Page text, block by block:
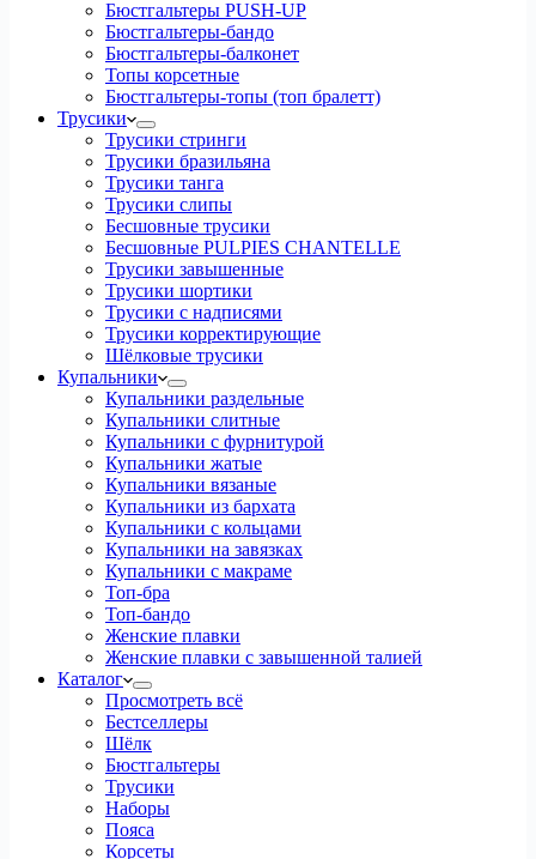
Бюстгальтеры PUSH-UP
Бюстгальтеры-бандо
Бюстгальтеры-балконет
Топы корсетные
Бюстгальтеры-топы (топ бралетт)
Трусики
Трусики стринги
Трусики бразильяна
Трусики танга
Трусики слипы
Бесшовные трусики
Бесшовные PULPIES CHANTELLE
Трусики завышенные
Трусики шортики
Трусики с надписями
Трусики корректирующие
Шёлковые трусики
Купальники
Купальники раздельные
Купальники слитные
Купальники с фурнитурой
Купальники жатые
Купальники вязаные
Купальники из бархата
Купальники с кольцами
Купальники на завязках
Купальники с макраме
Топ-бра
Топ-бандо
Женские плавки
Женские плавки с завышенной талией
Каталог
Просмотреть всё
Бестселлеры
Шёлк
Бюстгальтеры
Трусики
Наборы
Пояса
Корсеты